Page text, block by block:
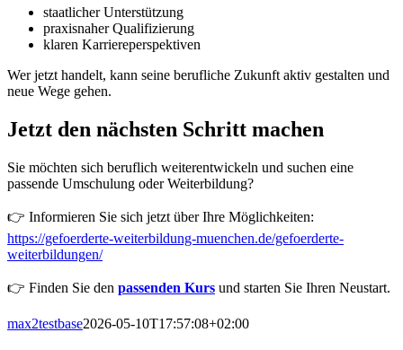
staatlicher Unterstützung
praxisnaher Qualifizierung
klaren Karriereperspektiven
Wer jetzt handelt, kann seine berufliche Zukunft aktiv gestalten und
neue Wege gehen.
Jetzt den nächsten Schritt machen
Sie möchten sich beruflich weiterentwickeln und suchen eine
passende Umschulung oder Weiterbildung?
👉 Informieren Sie sich jetzt über Ihre Möglichkeiten:
https://gefoerderte-weiterbildung-muenchen.de/gefoerderte-
weiterbildungen/
👉 Finden Sie den passenden Kurs und starten Sie Ihren Neustart.
max2testbase2026-05-10T17:57:08+02:00